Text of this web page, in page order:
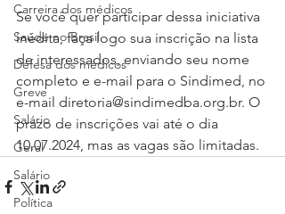
Carreira dos médicos
Saúde no Brasil
Defesa dos médicos
Greve
Salário
Geral
Salário
Política
Se você quer participar dessa iniciativa
inédita, faça logo sua inscrição na lista
de interessados, enviando seu nome
completo e e-mail para o Sindimed, no
e-mail diretoria@sindimedba.org.br. O
prazo de inscrições vai até o dia
10.07.2024, mas as vagas são limitadas.